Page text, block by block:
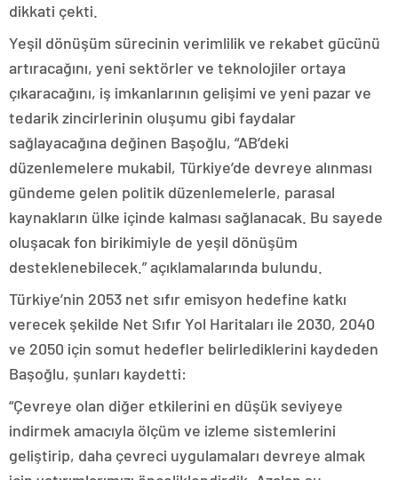
dikkati çekti.
Yeşil dönüşüm sürecinin verimlilik ve rekabet gücünü
artıracağını, yeni sektörler ve teknolojiler ortaya
çıkaracağını, iş imkanlarının gelişimi ve yeni pazar ve
tedarik zincirlerinin oluşumu gibi faydalar
sağlayacağına değinen Başoğlu, “AB’deki
düzenlemelere mukabil, Türkiye’de devreye alınması
gündeme gelen politik düzenlemelerle, parasal
kaynakların ülke içinde kalması sağlanacak. Bu sayede
oluşacak fon birikimiyle de yeşil dönüşüm
desteklenebilecek.” açıklamalarında bulundu.
Türkiye’nin 2053 net sıfır emisyon hedefine katkı
verecek şekilde Net Sıfır Yol Haritaları ile 2030, 2040
ve 2050 için somut hedefler belirlediklerini kaydeden
Başoğlu, şunları kaydetti:
“Çevreye olan diğer etkilerini en düşük seviyeye
indirmek amacıyla ölçüm ve izleme sistemlerini
geliştirip, daha çevreci uygulamaları devreye almak